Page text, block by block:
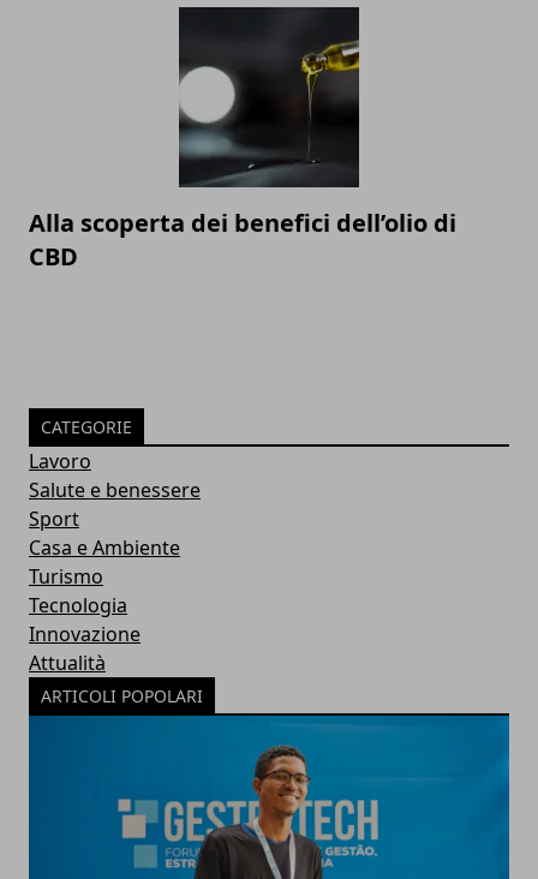
Alla scoperta dei benefici dell’olio di
CBD
CATEGORIE
Lavoro
Salute e benessere
Sport
Casa e Ambiente
Turismo
Tecnologia
Innovazione
Attualità
ARTICOLI POPOLARI